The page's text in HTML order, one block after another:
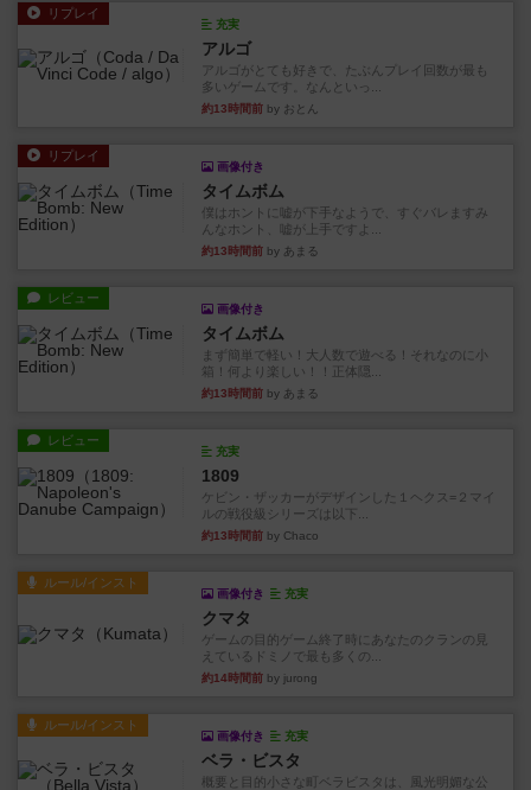
リプレイ
充実
アルゴ
アルゴがとても好きで、たぶんプレイ回数が最も
多いゲームです。なんといっ...
約13時間前 by おとん
リプレイ
画像付き
タイムボム
僕はホントに嘘が下手なようで、すぐバレますみ
んなホント、嘘が上手ですよ...
約13時間前 by あまる
レビュー
画像付き
タイムボム
まず簡単で軽い！大人数で遊べる！それなのに小
箱！何より楽しい！！正体隠...
約13時間前 by あまる
レビュー
充実
1809
ケビン・ザッカーがデザインした１ヘクス=２マイ
ルの戦役級シリーズは以下...
約13時間前 by Chaco
ルール/インスト
画像付き 充実
クマタ
ゲームの目的ゲーム終了時にあなたのクランの見
えているドミノで最も多くの...
約14時間前 by jurong
ルール/インスト
画像付き 充実
ベラ・ビスタ
概要と目的小さな町ベラビスタは、風光明媚な公